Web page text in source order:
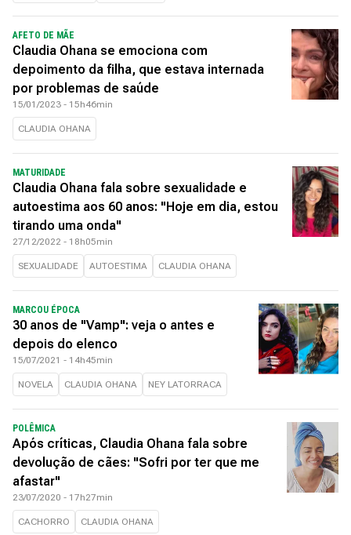
AFETO DE MÃE
Claudia Ohana se emociona com
depoimento da filha, que estava internada
por problemas de saúde
15/01/2023 - 15h46min
CLAUDIA OHANA
MATURIDADE
Claudia Ohana fala sobre sexualidade e
autoestima aos 60 anos: "Hoje em dia, estou
tirando uma onda"
27/12/2022 - 18h05min
SEXUALIDADE AUTOESTIMA CLAUDIA OHANA
MARCOU ÉPOCA
30 anos de "Vamp": veja o antes e
depois do elenco
15/07/2021 - 14h45min
NOVELA CLAUDIA OHANA NEY LATORRACA
POLÊMICA
Após críticas, Claudia Ohana fala sobre
devolução de cães: "Sofri por ter que me
afastar"
23/07/2020 - 17h27min
CACHORRO CLAUDIA OHANA